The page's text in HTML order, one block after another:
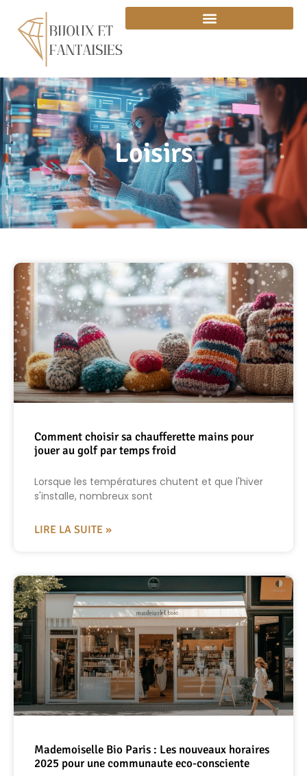
Loisirs
Comment choisir sa chaufferette mains pour
jouer au golf par temps froid
Lorsque les températures chutent et que l'hiver
s'installe, nombreux sont
LIRE LA SUITE »
Mademoiselle Bio Paris : Les nouveaux horaires
2025 pour une communaute eco-consciente